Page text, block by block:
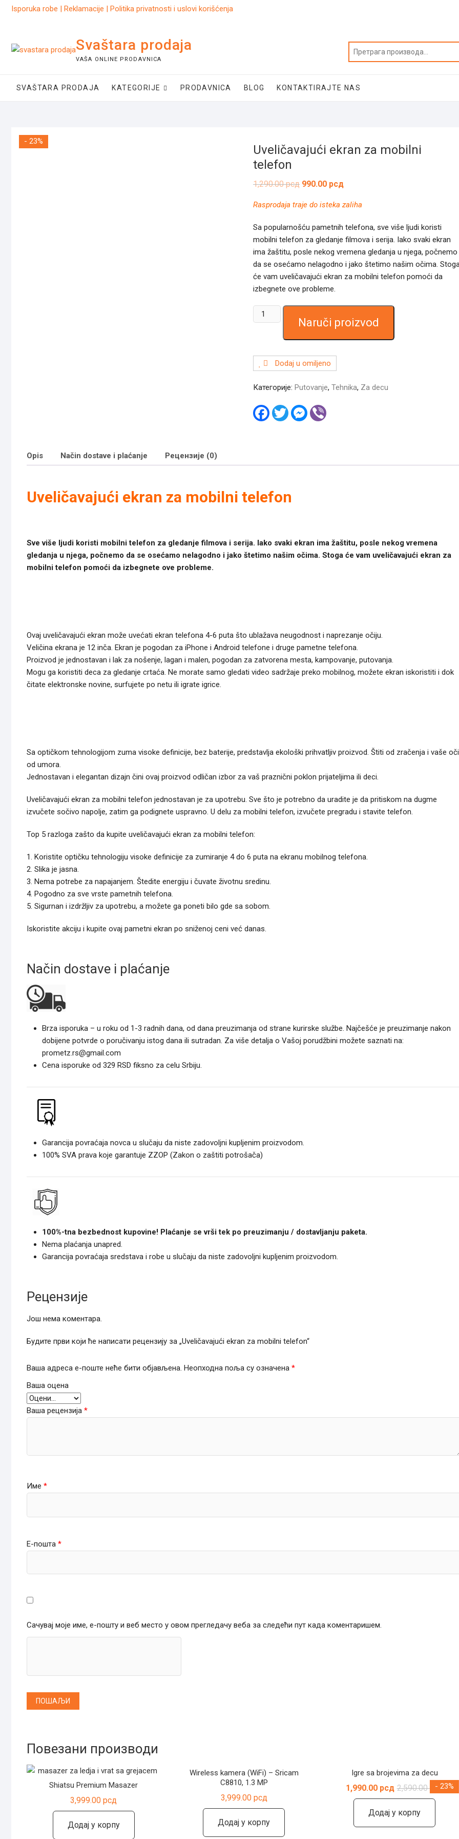
SkipIsporuka robe | Reklamacije | Politika privatnosti i uslovi korišćenja
Svaštara prodaja
VAŠA ONLINE PRODAVNICA
SVAŠTARA PRODAJA KATEGORIJE PRODAVNICA BLOG KONTAKTIRAJTE NAS
- 23%
Uveličavajući ekran za mobilni
telefon
1,290.00рсд Оригинална
била:
990.00 рсд
цена
990.00 рсд.
Rasprodaja traje do isteka zaliha
Sa popularnošću pametnih telefona, sve više ljudi koristi
mobilni telefon za gledanje filmova i serija. Iako svaki ekran
ima žaštitu, posle nekog vremena gledanja u njega, počnemo
da se osećamo nelagodno i jako štetimo našim očima.
će vam uveličavajući ekran za mobilni telefon pomoći da
izbegnete ove probleme.
Uveličavajući
ekran
telefon
количина
Naruči proizvod
Dodaj u omiljeno
Категорије: Putovanje, Tehnika, Za decu
F
a
k
T
w
M
e
e
Opis
Način dostave i plaćanje Рецензије (0)
Uveličavajući ekran za mobilni telefon
Sve više ljudi koristi mobilni telefon za gledanje filmova i serija. Iako svaki ekran ima žaštitu, posle nekog vremena
gledanja u njega, počnemo da se osećamo nelagodno i jako štetimo našim očima. Stoga će vam uveličavajući ekran za
mobilni telefon pomoći da izbegnete ove probleme.
Ovaj uveličavajući ekran može uvećati ekran telefona 4-6 puta što ublažava neugodnost i naprezanje očiju.
Veličina ekrana je 12 inča. Ekran je pogodan za iPhone i Android telefone i druge pametne telefona.
Proizvod je jednostavan i lak za nošenje, lagan i malen, pogodan za zatvorena mesta, kampovanje, putovanja.
Mogu ga koristiti deca za gledanje crtaća. Ne morate samo gledati video sadržaje preko mobilnog, možete ekran iskoristiti i dok
čitate elektronske novine, surfujete po netu ili igrate igrice.
Sa optičkom tehnologijom zuma visoke definicije, bez baterije, predstavlja ekološki prihvatljiv proizvod. Štiti od zračenja i vaše oči
od umora.
Jednostavan i elegantan dizajn čini ovaj proizvod odličan izbor za vaš praznični poklon prijateljima ili deci.
Uveličavajući ekran za mobilni telefon jednostavan je za upotrebu. Sve što je potrebno da uradite je da pritiskom na dugme
izvučete sočivo napolje, zatim ga podignete uspravno. U delu za mobilni telefon, izvučete pregradu i stavite telefon.
Top 5 razloga zašto da kupite uveličavajući ekran za mobilni telefon:
1. Koristite optičku tehnologiju visoke definicije za zumiranje 4 do 6 puta na ekranu mobilnog telefona.
2. Slika je jasna.
3. Nema potrebe za napajanjem. Štedite energiju i čuvate životnu sredinu.
4. Pogodno za sve vrste pametnih telefona.
5. Sigurnan i izdržljiv za upotrebu, a možete ga poneti bilo gde sa sobom.
Iskoristite akciju i kupite ovaj pametni ekran po sniženoj ceni već danas.
Način dostave i plaćanje
Brza isporuka – u roku od 1-3 radnih dana, od dana preuzimanja od strane kurirske službe. Najčešće je preuzimanje nakon
dobijene potvrde o poručivanju istog dana ili sutradan. Za više detalja o Vašoj porudžbini možete saznati na:
prometz.rs@gmail.com
Cena isporuke od 329 RSD fiksno za celu Srbiju.
Garancija povraćaja novca u slučaju da niste zadovoljni kupljenim proizvodom.
100% SVA prava koje garantuje ZZOP (Zakon o zaštiti potrošača)
100%-tna bezbednost kupovine! Plaćanje se vrši tek po preuzimanju / dostavljanju paketa.
Nema plaćanja unapred.
Garancija povraćaja sredstava i robe u slučaju da niste zadovoljni kupljenim proizvodom.
Рецензије
Још нема коментара.
Будите први који ће написати рецензију за „Uveličavajući ekran za mobilni telefon“
Ваша адреса е-поште неће бити објављена. Неопходна поља су означена *
Ваша оцена
Ваша рецензија *
Име *
Е-пошта *
Сачувај моје име, е-пошту и веб место у овом прегледачу веба за следећи пут када коментаришем.
Повезани производи
Shiatsu Premium Masazer
3,999.00рсд
Додај у корпу
Wireless kamera (WiFi) – Sricam
C8810, 1.3 MP
3,999.00 рсд
Додај у корпу
- 23%
Igre sa brojevima za decu
2,590.00рсд
цена
1,990.00 рсд
цена
Додај у корпу